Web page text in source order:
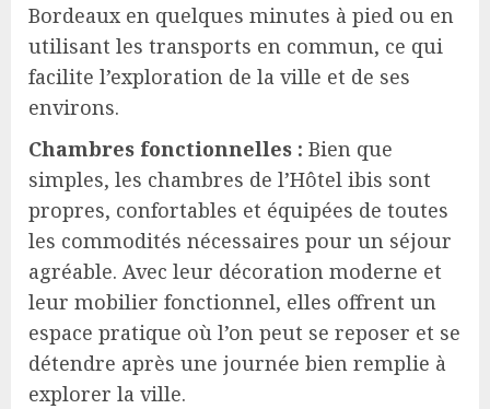
Bordeaux en quelques minutes à pied ou en
utilisant les transports en commun, ce qui
facilite l’exploration de la ville et de ses
environs.
Chambres fonctionnelles : Bien que
simples, les chambres de l’Hôtel ibis sont
propres, confortables et équipées de toutes
les commodités nécessaires pour un séjour
agréable. Avec leur décoration moderne et
leur mobilier fonctionnel, elles offrent un
espace pratique où l’on peut se reposer et se
détendre après une journée bien remplie à
explorer la ville.